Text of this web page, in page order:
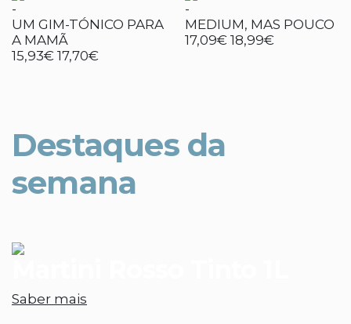
-
UM GIM-TÓNICO PARA
A MAMÃ
15,93€ 17,70€
-
MEDIUM, MAS POUCO
17,09€ 18,99€
Destaques da
semana
Saber mais